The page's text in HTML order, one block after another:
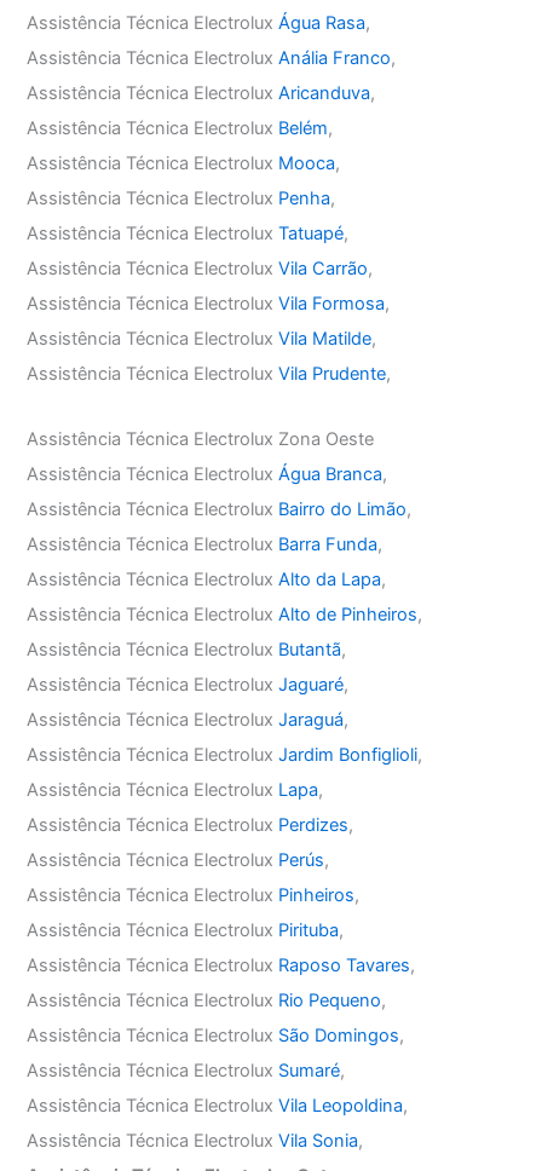
Assistência Técnica ElectroluxÁgua Rasa,
Assistência Técnica ElectroluxAnália Franco,
Assistência Técnica ElectroluxAricanduva,
Assistência Técnica Electrolux Belém,
Assistência Técnica Electrolux Mooca,
Assistência Técnica Electrolux Penha,
Assistência Técnica ElectroluxTatuapé,
Assistência Técnica ElectroluxVila Carrão,
Assistência Técnica ElectroluxVila Formosa,
Assistência Técnica ElectroluxVila Matilde,
Assistência Técnica ElectroluxVila Prudente,
Assistência Técnica Electrolux Zona Oeste
Assistência Técnica ElectroluxÁgua Branca,
Assistência Técnica Electrolux Bairro do Limão,
Assistência Técnica Electrolux Barra Funda,
Assistência Técnica ElectroluxAlto da Lapa,
Assistência Técnica ElectroluxAlto de Pinheiros,
Assistência Técnica Electrolux Butantã,
Assistência Técnica ElectroluxJaguaré,
Assistência Técnica ElectroluxJaraguá,
Assistência Técnica ElectroluxJardim Bonfiglioli,
Assistência Técnica Electrolux Lapa,
Assistência Técnica Electrolux Perdizes,
Assistência Técnica Electrolux Perús,
Assistência Técnica Electrolux Pinheiros,
Assistência Técnica Electrolux Pirituba,
Assistência Técnica Electrolux Raposo Tavares,
Assistência Técnica Electrolux Rio Pequeno,
Assistência Técnica Electrolux São Domingos,
Assistência Técnica Electrolux Sumaré,
Assistência Técnica ElectroluxVila Leopoldina,
Assistência Técnica ElectroluxVila Sonia,